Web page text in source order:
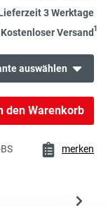
3 Werktage
Kostenloser Versand1
auswählen
-16%
bisher
217,00 €
182,00 €*
den Warenkorb
merken